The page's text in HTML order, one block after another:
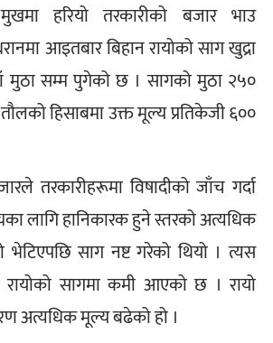
हरियो तरकारीको बजार भाउ
आइतबार बिहान रायोको साग खुद्रा
मुठा सम्म पुगेको छ । सागको मुठा २५०
हिसाबमा उक्त मूल्य प्रतिकेजी ६००
तरकारीहरूमा विषादीको जाँच गर्दा
लागि हानिकारक हुने स्तरको अत्यधिक
भेटिएपछि साग नष्ट गरेको थियो । त्यस
सागमा कमी आएको छ । रायो
अत्यधिक मूल्य बढेको हो ।